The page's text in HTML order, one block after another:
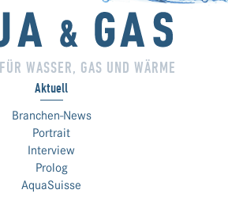
WASSER, GAS UND WÄRME
Aktuell
Branchen-News
Portrait
Interview
Prolog
AquaSuisse